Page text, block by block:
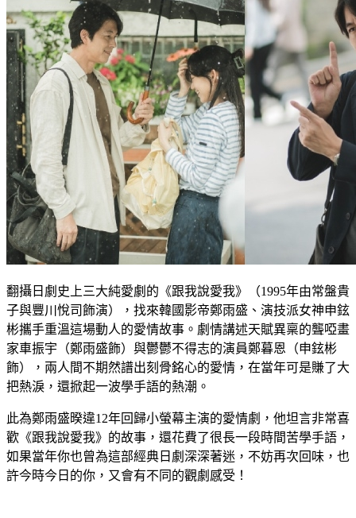
翻攝日劇史上三大純愛劇的《跟我說愛我》（1995年由常盤貴
子與豐川悅司飾演），找來韓國影帝鄭雨盛、演技派女神申鉉
彬攜手重溫這場動人的愛情故事。劇情講述天賦異稟的聾啞畫
家車振宇（鄭雨盛飾）與鬱鬱不得志的演員鄭暮恩（申鉉彬
飾），兩人間不期然譜出刻骨銘心的愛情，在當年可是賺了大
把熱淚，還掀起一波學手語的熱潮。
此為鄭雨盛暌違12年回歸小螢幕主演的愛情劇，他坦言非常喜
歡《跟我說愛我》的故事，還花費了很長一段時間苦學手語，
如果當年你也曾為這部經典日劇深深著迷，不妨再次回味，也
許今時今日的你，又會有不同的觀劇感受！